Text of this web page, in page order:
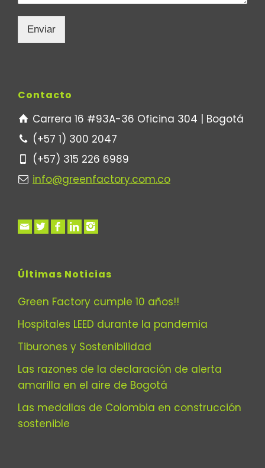
Enviar
Contacto
Carrera 16 #93A-36 Oficina 304 | Bogotá
(+57 1) 300 2047
(+57) 315 226 6989
info@greenfactory.com.co
Últimas Noticias
Green Factory cumple 10 años!!
Hospitales LEED durante la pandemia
Tiburones y Sostenibilidad
Las razones de la declaración de alerta
amarilla en el aire de Bogotá
Las medallas de Colombia en construcción
sostenible